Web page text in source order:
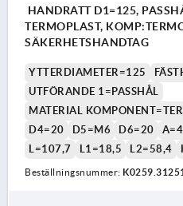
HANDRATT D1=125,
TERMOPLAST,
SÄKERHETSHANDTAG
YTTERDIAMETER=125
UTFÖRANDE 1=PASSHÅL
MATERIAL
D4=20
D5=M6 D6=20
L=107,7
L1=18,5 L2=58,4
Beställningsnummer: